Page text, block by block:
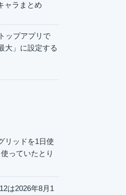
ャラまとめ
ップアプリで
大」に設定する
リッドを1日使
っていたとり
は2026年8月1